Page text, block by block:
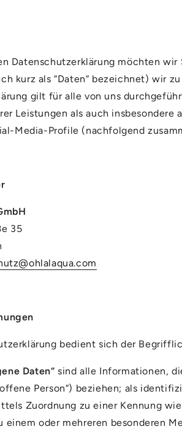
Datenschutzerklärung möchten
kurz als “Daten“ bezeichnet) wir
gilt für alle von uns
Leistungen als auch
Media-Profile (nachfolgend
35
bedient sich der
Daten“ sind alle Informationen,
Person“) beziehen; als
Zuordnung zu einer Kennung
einem oder mehreren besonderen